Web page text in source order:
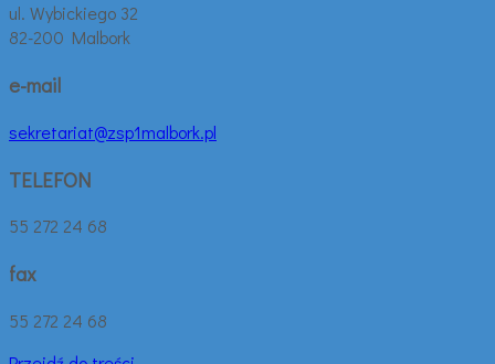
ul. Wybickiego 32
82-200 Malbork
e-mail
sekretariat@zsp1malbork.pl
TELEFON
55 272 24 68
fax
55 272 24 68